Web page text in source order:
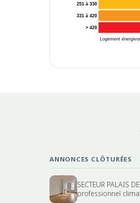
Logement
251 à 330
331 à 420
> 420
ANNONCES CLÔTURÉES
SECTEUR PALAIS
professionnel